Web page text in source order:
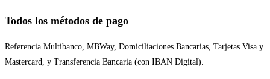
Todos los métodos de pago
Referencia Multibanco, MBWay, Domiciliaciones Bancarias, Tarjetas Visa y
Mastercard, y Transferencia Bancaria (con IBAN Digital).